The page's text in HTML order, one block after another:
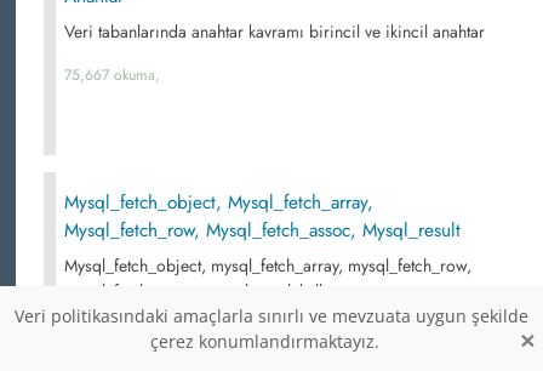
Veri tabanlarında anahtar kavramı birincil ve ikincil anahtar
75,667 okuma,
Mysql_fetch_object, Mysql_fetch_array,
Mysql_fetch_row, Mysql_fetch_assoc, Mysql_result
Mysql_fetch_object, mysql_fetch_array, mysql_fetch_row,
mysql_fetch_assoc, mysql_result kullanımı...
75,122 okuma,
Veri politikasındaki amaçlarla sınırlı ve mevzuata uygun şekilde
çerez konumlandırmaktayız.
×